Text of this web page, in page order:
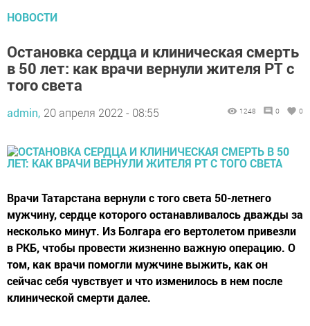
НОВОСТИ
Остановка сердца и клиническая смерть
в 50 лет: как врачи вернули жителя РТ с
того света
admin, 20 апреля 2022 - 08:55 1248 0 0
Врачи Татарстана вернули с того света 50-летнего
мужчину, сердце которого останавливалось дважды за
несколько минут. Из Болгара его вертолетом привезли
в РКБ, чтобы провести жизненно важную операцию. О
том, как врачи помогли мужчине выжить, как он
сейчас себя чувствует и что изменилось в нем после
клинической смерти далее.